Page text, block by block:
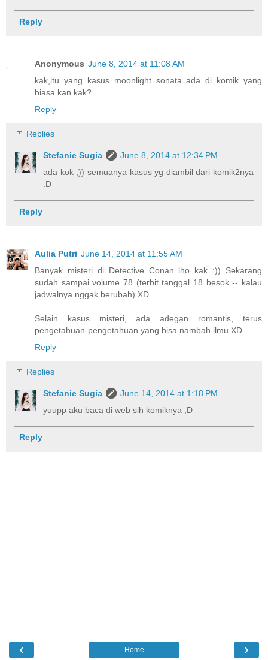
Reply
Anonymous June 8, 2014 at 11:08 AM
kak,itu yang kasus moonlight sonata ada di komik yang
biasa kan kak?._.
Reply
Replies
Stefanie Sugia
June 8, 2014 at 12:34 PM
ada kok ;)) semuanya kasus yg diambil dari komik2nya
:D
Reply
Aulia Putri June 14, 2014 at 11:55 AM
Banyak misteri di Detective Conan lho kak :)) Sekarang
sudah sampai volume 78 (terbit tanggal 18 besok -- kalau
jadwalnya nggak berubah) XD
Selain kasus misteri, ada adegan romantis, terus
pengetahuan-pengetahuan yang bisa nambah ilmu XD
Reply
Replies
Stefanie Sugia
June 14, 2014 at 1:18 PM
yuupp aku baca di web sih komiknya ;D
Reply
‹ ›
Home